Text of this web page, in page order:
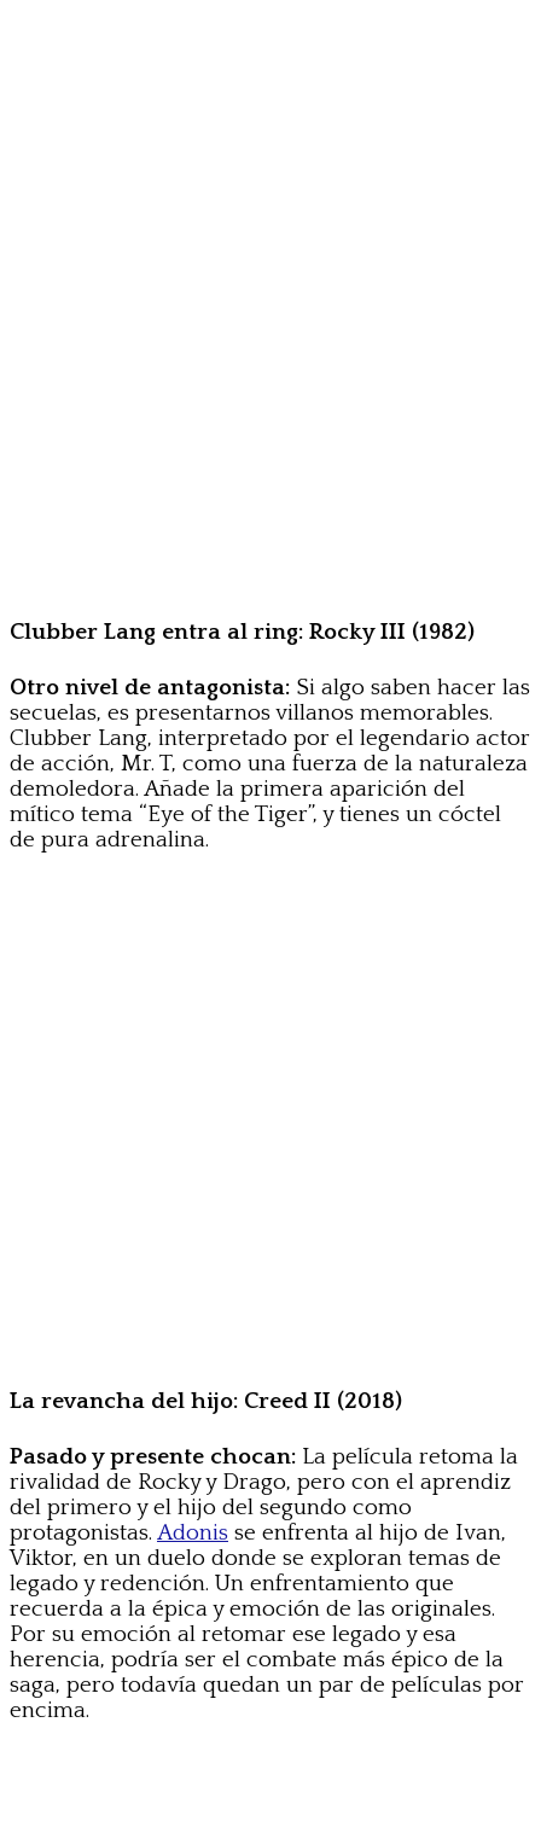
Clubber Lang entra al ring: Rocky III (1982)
Otro nivel de antagonista: Si algo saben hacer las
secuelas, es presentarnos villanos memorables.
Clubber Lang, interpretado por el legendario actor
de acción, Mr. T, como una fuerza de la naturaleza
demoledora. Añade la primera aparición del
mítico tema “Eye of the Tiger”, y tienes un cóctel
de pura adrenalina.
La revancha del hijo: Creed II (2018)
Pasado y presente chocan: La película retoma la
rivalidad de Rocky y Drago, pero con el aprendiz
del primero y el hijo del segundo como
protagonistas. Adonis se enfrenta al hijo de Ivan,
Viktor, en un duelo donde se exploran temas de
legado y redención. Un enfrentamiento que
recuerda a la épica y emoción de las originales.
Por su emoción al retomar ese legado y esa
herencia, podría ser el combate más épico de la
saga, pero todavía quedan un par de películas por
encima.